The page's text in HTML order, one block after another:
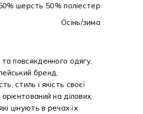
шерсть 50% поліестер
Осінь/зима
повсякденного одягу,
бренд,
стиль і якість своєї
на ділових,
цінують в речах їх